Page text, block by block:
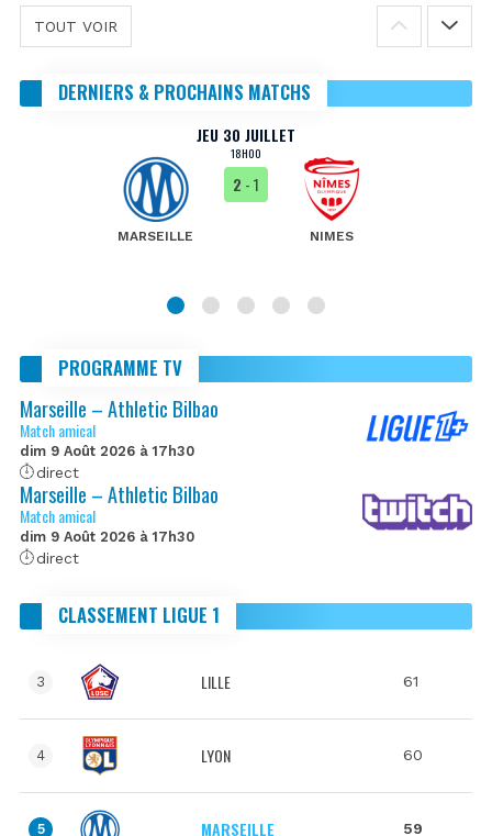
TOUT VOIR
DERNIERS & PROCHAINS MATCHS
JEU 30 JUILLET
18H00
MARSEILLE
2 - 1
NIMES
PROGRAMME TV
Marseille – Athletic Bilbao
Match amical
dim 9 Août 2026 à 17h30
direct
Marseille – Athletic Bilbao
Match amical
dim 9 Août 2026 à 17h30
direct
CLASSEMENT LIGUE 1
3 LILLE 61
4 LYON 60
5 MARSEILLE 59